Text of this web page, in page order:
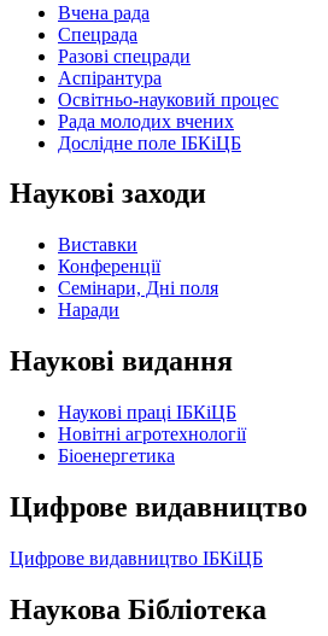
Вчена рада
Спецрада
Разові спецради
Аспірантура
Освітньо-науковий процес
Рада молодих вчених
Дослідне поле ІБКіЦБ
Наукові заходи
Виставки
Конференції
Семінари, Дні поля
Наради
Наукові видання
Наукові праці ІБКіЦБ
Новітні агротехнології
Бiоенергетика
Цифрове видавництво
Цифрове видавництво ІБКіЦБ
Наукова Бібліотека